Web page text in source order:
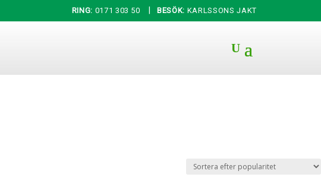
RING: 0171 303 50 BESÖK: KARLSSONS JAKT